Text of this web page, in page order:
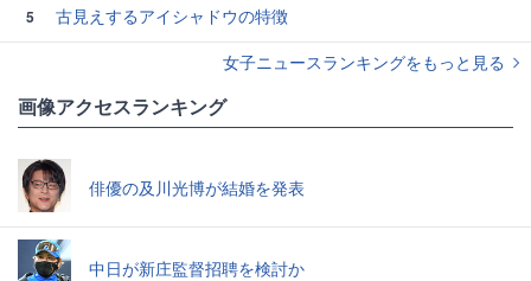
5
古見えするアイシャドウの特徴
女子ニュースランキングをもっと見る
画像アクセスランキング
俳優の及川光博が結婚を発表
中日が新庄監督招聘を検討か